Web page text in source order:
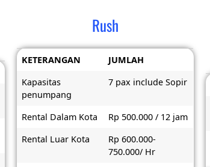
Rush
KETERANGAN
JUMLAH
Kapasitas
penumpang
7 pax include Sopir
Rental Dalam Kota
Rp 500.000 / 12 jam
Rental Luar Kota
Rp 600.000-
750.000/ Hr